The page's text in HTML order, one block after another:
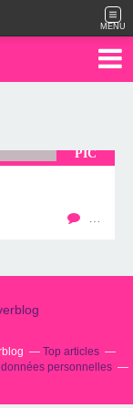
MENU
PIC
Top articles
personnelles